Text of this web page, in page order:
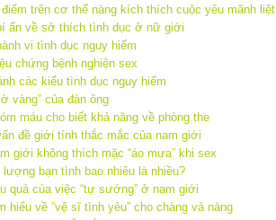
điểm trên cơ thể nàng kích thích cuộc yêu mãnh liệt
ẩn về sở thích tình dục ở nữ giới
vi tình dục nguy hiểm
chứng bệnh nghiện sex
các kiểu tình dục nguy hiểm
vàng” của đàn ông
máu cho biết khả năng về phòng the
đề giới tính thắc mắc của nam giới
giới không thích mặc “áo mưa” khi sex
lượng bạn tình bao nhiêu là nhiều?
quả của việc “tự sướng” ở nam giới
hiểu về ”vệ sĩ tình yêu” cho chàng và nàng